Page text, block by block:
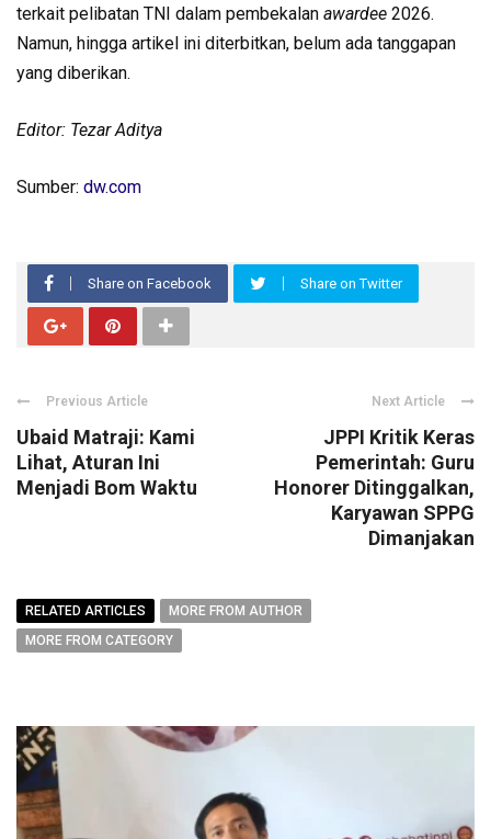
terkait pelibatan TNI dalam pembekalan awardee 2026.
Namun, hingga artikel ini diterbitkan, belum ada tanggapan
yang diberikan.
Editor: Tezar Aditya
Sumber: dw.com
Share on Facebook Share on Twitter
Previous Article
Ubaid Matraji: Kami
Lihat, Aturan Ini
Menjadi Bom Waktu
Next Article
JPPI Kritik Keras
Pemerintah: Guru
Honorer Ditinggalkan,
Karyawan SPPG
Dimanjakan
RELATED ARTICLES
MORE FROM AUTHOR
MORE FROM CATEGORY